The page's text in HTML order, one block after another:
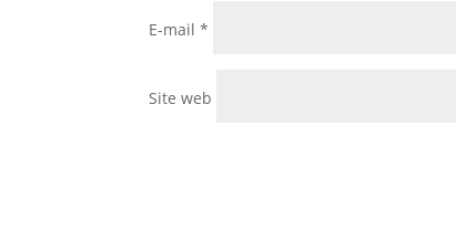
E-mail*
Site web